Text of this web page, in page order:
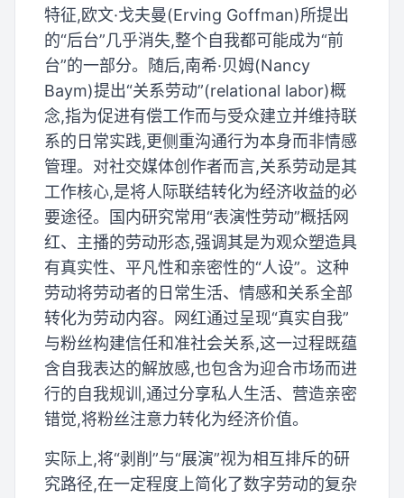
特征,欧文·戈夫曼(Erving Goffman)所提出
的“后台”几乎消失,整个自我都可能成为“前
台”的一部分。随后,南希·贝姆(Nancy
Baym)提出“关系劳动”(relational labor)概
念,指为促进有偿工作而与受众建立并维持联
系的日常实践,更侧重沟通行为本身而非情感
管理。对社交媒体创作者而言,关系劳动是其
工作核心,是将人际联结转化为经济收益的必
要途径。国内研究常用“表演性劳动”概括网
红、主播的劳动形态,强调其是为观众塑造具
有真实性、平凡性和亲密性的“人设”。这种
劳动将劳动者的日常生活、情感和关系全部
转化为劳动内容。网红通过呈现“真实自我”
与粉丝构建信任和准社会关系,这一过程既蕴
含自我表达的解放感,也包含为迎合市场而进
行的自我规训,通过分享私人生活、营造亲密
错觉,将粉丝注意力转化为经济价值。
实际上,将“剥削”与“展演”视为相互排斥的研
究路径,在一定程度上简化了数字劳动的复杂